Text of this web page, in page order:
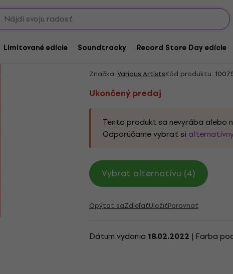
Limitované edície Soundtracky Record Store Day edície
Ukončený predaj
Various Artists - Blind Alley
Half Steppin' (Ultramix)
Značka:Various ArtistsKód produktu:
Ukončený predaj
Tento produkt sa nevyrába alebo
Odporúčame vybrať si
Vybrať alternatívu (4)
Opýtať saZdieľaťUložiťPorovnať
Dátum vydania 18.02.2022 | Farba